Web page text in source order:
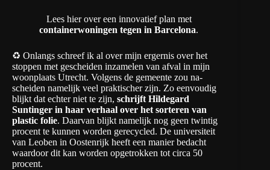
Lees hier over een innovatief plan met
containerwoningen tegen in Barcelona.
♻️ Onlangs schreef ik al over mijn ergernis over het
stoppen met gescheiden inzamelen van afval in mijn
woonplaats Utrecht. Volgens de gemeente zou na-
scheiden namelijk veel praktischer zijn. Zo eenvoudig
blijkt dat echter niet te zijn, schrijft Hildegard
Suntinger in haar verhaal over het sorteren van
plastic folie. Daarvan blijkt namelijk nog geen twintig
procent te kunnen worden gerecycled. De universiteit
van Leoben in Oostenrijk heeft een manier bedacht
waardoor dit kan worden opgetrokken tot circa 50
procent.